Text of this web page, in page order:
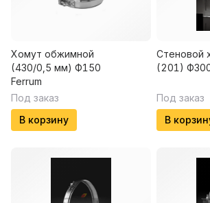
Хомут обжимной
(430/0,5 мм) Ф150
Ferrum
Под заказ
В корзину
Стеновой
(201)
Под заказ
В